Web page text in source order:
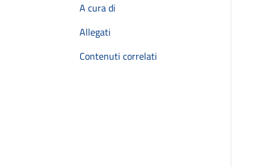
A cura di
Allegati
Contenuti correlati